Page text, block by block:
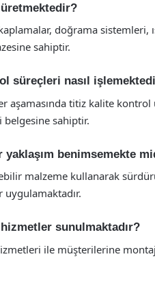
doğrama sistemleri,
sahiptir.
süreçleri nasıl
titiz kalite kontrol
sahiptir.
benimsemekte
malzeme kullanarak
sunulmaktadır?
ile müşterilerine